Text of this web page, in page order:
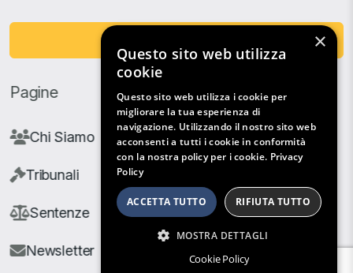
Pagine
Chi Siamo
Tribunali
Sentenze
Newsletter
×
Questo sito web utilizza
cookie
Questo sito web utilizza i cookie per
migliorare la tua esperienza di
navigazione. Utilizzando il nostro sito web
acconsenti a tutti i cookie in conformità
con la nostra policy per i cookie. Privacy
Policy
ACCETTA TUTTO RIFIUTA TUTTO
MOSTRA DETTAGLI
Cookie Policy